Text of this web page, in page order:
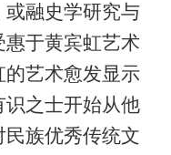
融史学研究与
于黄宾虹艺术
艺术愈发显示
识之士开始从他
族优秀传统文